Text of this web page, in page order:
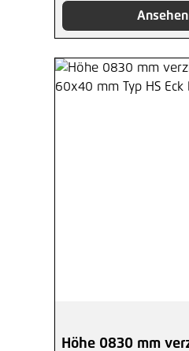
Ansehen
Höhe 0830 mm